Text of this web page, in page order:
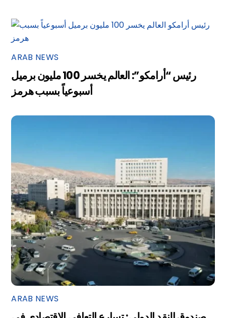
ARAB NEWS
رئيس “أرامكو”: العالم يخسر 100 مليون برميل
أسبوعياً بسبب هرمز
ARAB NEWS